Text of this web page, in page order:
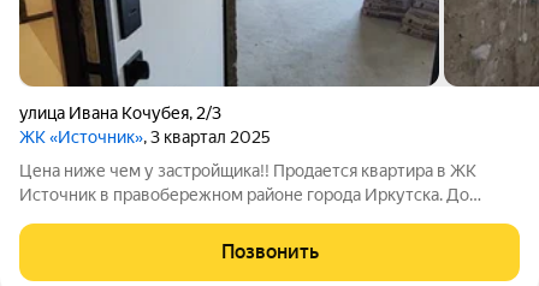
улица Ивана Кочубея, 2/3
ЖК «Источник», 3 квартал 2025
Цена ниже чем у застройщика!! Продается квартира в ЖК
Источник в правобережном районе города Иркутска. До
доступности, рядом больница, поликлиника, школа. Жилой
комплекс с закрытой территорией,
Позвонить